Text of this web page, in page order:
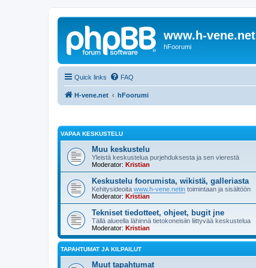
www.h-vene.net
hFoorumi
Quick links FAQ
H-vene.net hFoorumi
VAPAA KESKUSTELU
Muu keskustelu
Yleistä keskustelua purjehduksesta ja sen vierestä
Moderator: Kristian
Keskustelu foorumista, wikistä, galleriasta
Kehitysideoita www.h-vene.netin toimintaan ja sisältöön
Moderator: Kristian
Tekniset tiedotteet, ohjeet, bugit jne
Tällä alueella lähinnä tietokoneisiin liittyvää keskustelua
Moderator: Kristian
TAPAHTUMAT JA KILPAILUT
Muut tapahtumat